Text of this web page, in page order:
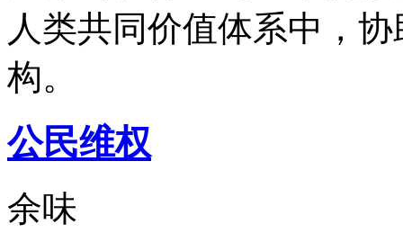
人类共同价值体系中，
构。
公民维权
余味